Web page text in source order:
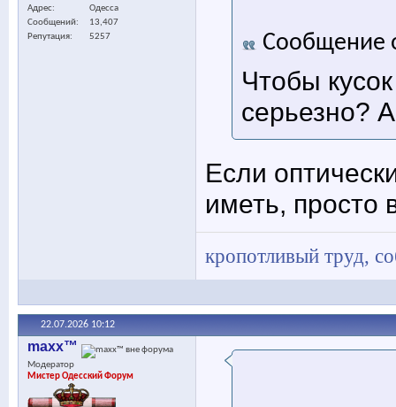
Адрес
Одесса
Сообщений
13,407
Репутация
5257 Сообщение
Чтобы
серьезно?
Если
иметь, просто
кропотливый труд,
22.07.2026 10:12
maxx™
Модератор
Мистер Одесский Форум